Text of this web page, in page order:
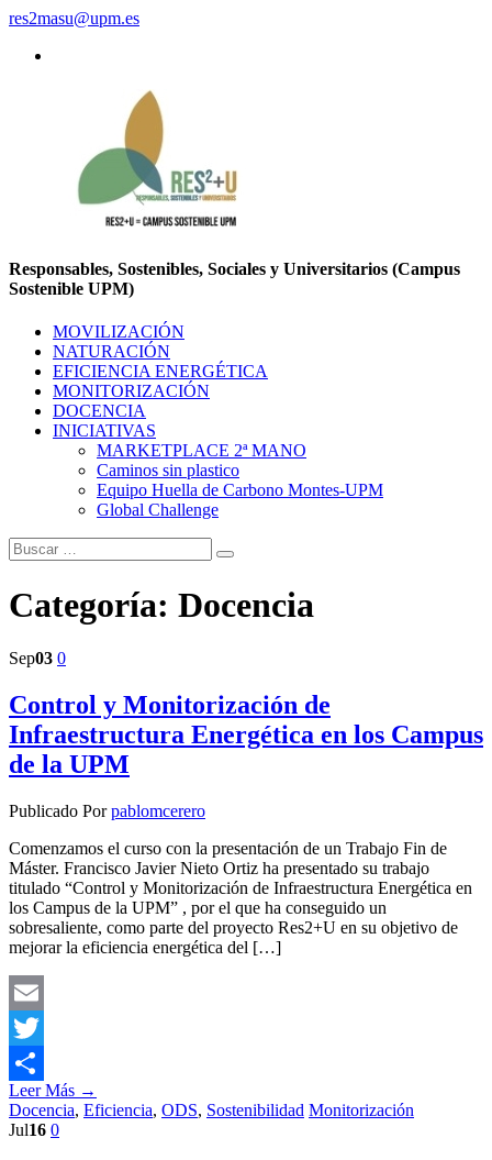
res2masu@upm.es
Responsables, Sostenibles, Sociales y Universitarios (Campus
Sostenible UPM)
MOVILIZACIÓN
NATURACIÓN
EFICIENCIA ENERGÉTICA
MONITORIZACIÓN
DOCENCIA
INICIATIVAS
MARKETPLACE 2ª MANO
Caminos sin plastico
Equipo Huella de Carbono Montes-UPM
Global Challenge
Categoría: Docencia
Sep03 0
Control y Monitorización de
Infraestructura Energética en los Campus
de la UPM
Publicado Porpablomcerero
Comenzamos el curso con la presentación de un Trabajo Fin de
Máster. Francisco Javier Nieto Ortiz ha presentado su trabajo
titulado “Control y Monitorización de Infraestructura Energética en
los Campus de la UPM” , por el que ha conseguido un
sobresaliente, como parte del proyecto Res2+U en su objetivo de
mejorar la eficiencia energética del […]
Email
Twitter
Compartir
Leer Más →
Docencia, Eficiencia, ODS, Sostenibilidad Monitorización
Jul16 0